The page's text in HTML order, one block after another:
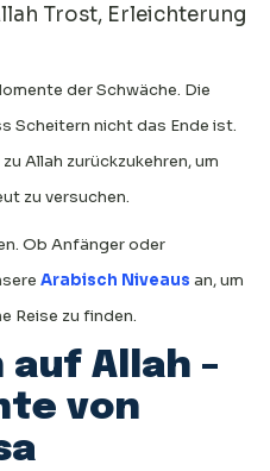
Trost, Erleichterung
der Schwäche. Die
Scheitern nicht das Ende ist.
Allah zurückzukehren, um
zu versuchen.
Ob Anfänger oder
Arabisch Niveaus an, um
Reise zu finden.
Allah –
von